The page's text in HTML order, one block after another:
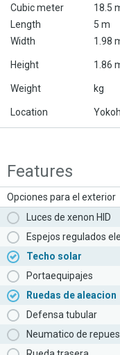
Cubic meter
18.5
Length
5 m
Width
1.98
Height 1.86
Weight kg
Location
Features
Opciones para el exterior
Luces de xenon HID
Espejos regulados
Techo solar
Portaequipajes
Ruedas de aleacion
Defensa tubular
Neumatico de